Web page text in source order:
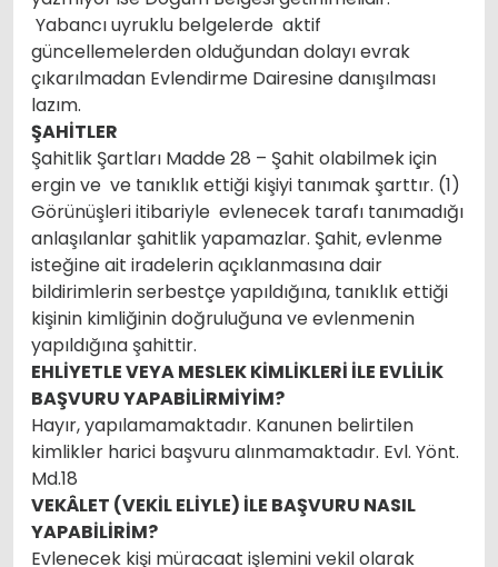
Yabancı uyruklu belgelerde aktif
güncellemelerden olduğundan dolayı evrak
çıkarılmadan Evlendirme Dairesine danışılması
lazım.
ŞAHİTLER
Şahitlik Şartları Madde 28 – Şahit olabilmek için
ergin ve ve tanıklık ettiği kişiyi tanımak şarttır. (1)
Görünüşleri itibariyle evlenecek tarafı tanımadığı
anlaşılanlar şahitlik yapamazlar. Şahit, evlenme
isteğine ait iradelerin açıklanmasına dair
bildirimlerin serbestçe yapıldığına, tanıklık ettiği
kişinin kimliğinin doğruluğuna ve evlenmenin
yapıldığına şahittir.
EHLİYETLE VEYA MESLEK KİMLİKLERİ İLE EVLİLİK
BAŞVURU YAPABİLİRMİYİM?
Hayır, yapılamamaktadır. Kanunen belirtilen
kimlikler harici başvuru alınmamaktadır. Evl. Yönt.
Md.18
VEKÂLET (VEKİL ELİYLE) İLE BAŞVURU NASIL
YAPABİLİRİM?
Evlenecek kişi müracaat işlemini vekil olarak